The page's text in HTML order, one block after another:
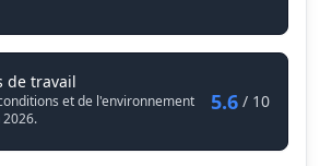
de travail
et de l'environnement
5.6 / 10